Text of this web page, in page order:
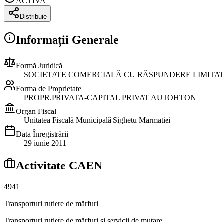
Distribuie
Informații Generale
Formă Juridică
SOCIETATE COMERCIALĂ CU RĂSPUNDERE
Forma de Proprietate
PROPR.PRIVATA-CAPITAL PRIVAT AUTOHTON
Organ Fiscal
Unitatea Fiscală Municipală Sighetu Marmatiei
Data Înregistrării
29 iunie 2011
Activitate CAEN
4941
Transporturi rutiere de mărfuri
Transporturi rutiere de mărfuri şi servicii de mutare